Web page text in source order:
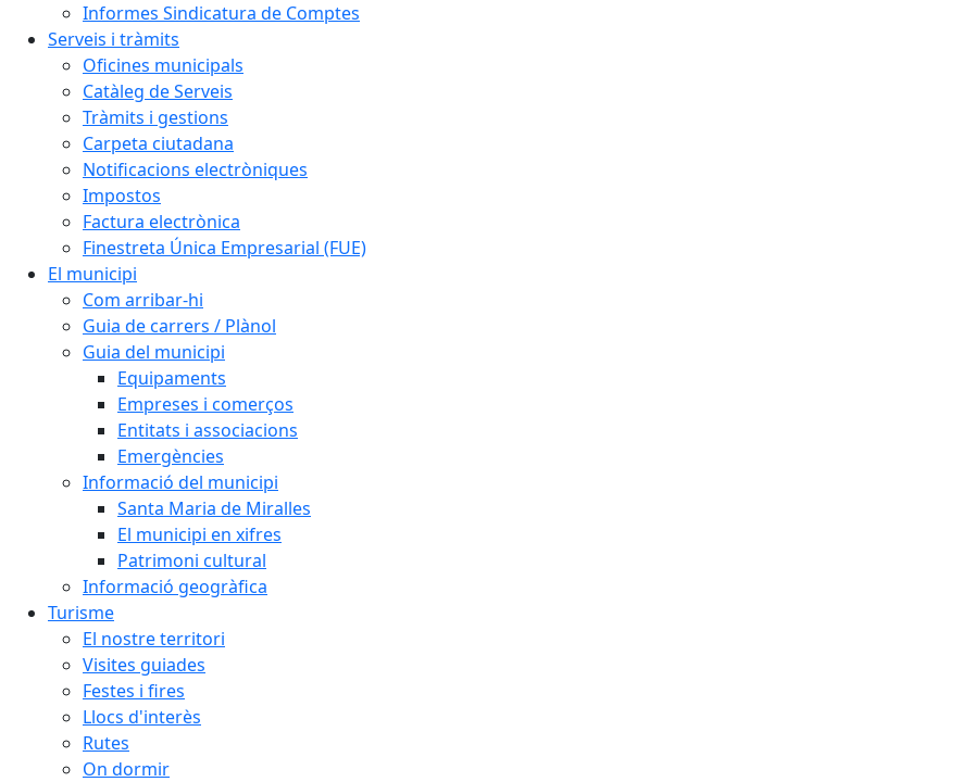
Informes Sindicatura de Comptes
Serveis i tràmits
Oficines municipals
Catàleg de Serveis
Tràmits i gestions
Carpeta ciutadana
Notificacions electròniques
Impostos
Factura electrònica
Finestreta Única Empresarial (FUE)
El municipi
Com arribar-hi
Guia de carrers / Plànol
Guia del municipi
Equipaments
Empreses i comerços
Entitats i associacions
Emergències
Informació del municipi
Santa Maria de Miralles
El municipi en xifres
Patrimoni cultural
Informació geogràfica
Turisme
El nostre territori
Visites guiades
Festes i fires
Llocs d'interès
Rutes
On dormir